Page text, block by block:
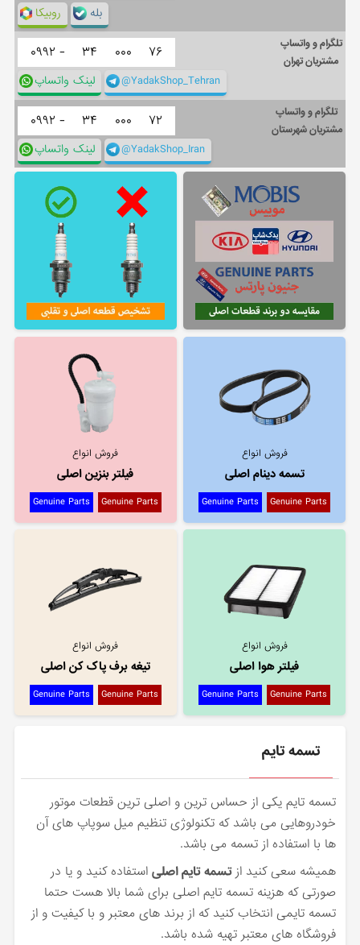
روبیکا بله
تلگرام و واتساپ
مشتریان تهران
۰۹۹۲ - ۳۴ ۰۰۰ ۷۶
لینک واتساپ @YadakShop_Tehran
تلگرام و واتساپ
مشتریان شهرستان
۰۹۹۲ - ۳۴ ۰۰۰ ۷۲
لینک واتساپ @YadakShop_Iran
فروش انواع
تسمه دینام اصلی
Genuine Parts
Genuine Parts
فروش انواع
فیلتر بنزین اصلی
Genuine Parts
Genuine Parts
فروش انواع
فیلتر هوا اصلی
Genuine Parts
Genuine Parts
فروش انواع
تیغه برف پاک کن اصلی
Genuine Parts
Genuine Parts
تسمه تایم
تسمه تایم یکی از حساس ترین و اصلی ترین قطعات موتور
خودروهایی می باشد که تکنولوژی تنظیم میل سوپاپ های آن
ها با استفاده از تسمه می باشد.
همیشه سعی کنید ازتسمه تایم اصلی استفاده کنید و یا در
صورتی که هزینه تسمه تایم اصلی برای شما بالا هست حتما
تسمه تایمی انتخاب کنید که از برند های معتبر و با کیفیت و از
فروشگاه های معتبر تهیه شده باشد.